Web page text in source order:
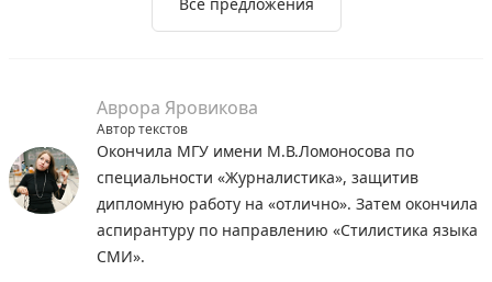
Аврора Яровикова
Автор текстов
Окончила МГУ имени М.В.Ломоносова по
специальности «Журналистика», защитив
дипломную работу на «отлично». Затем окончила
аспирантуру по направлению «Стилистика языка
СМИ».